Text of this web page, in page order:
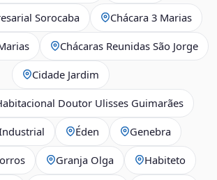
Sorocaba Chácara 3 Marias
Chácaras Reunidas São Jorge
Cidade Jardim
Doutor Ulisses Guimarães
Éden Genebra
Granja Olga Habiteto